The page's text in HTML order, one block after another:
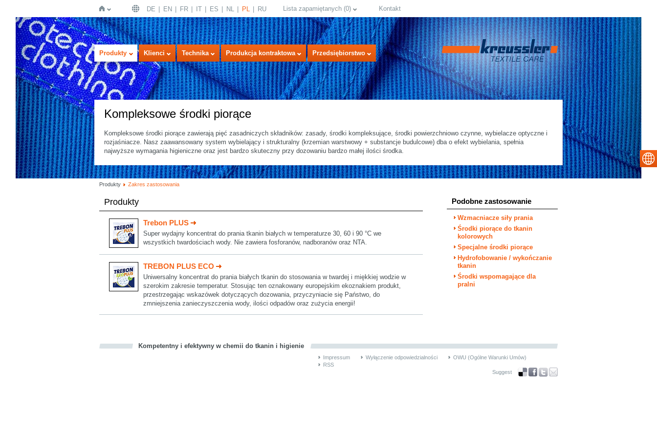
Strona
główna
DE EN FR IT ES NL PL RU Lista zapamiętanych (0) Kontakt
Produkty Klienci Technika Produkcja kontraktowa Przedsiębiorstwo
Kompleksowe środki piorące
Kompleksowe środki piorące zawierają pięć zasadniczych składników: zasady, środki kompleksujące, środki powierzchniowo czynne, wybielacze optyczne i
rozjaśniacze. Nasz zaawansowany system wybielający i strukturalny (krzemian warstwowy + substancje budulcowe) dba o efekt wybielania, spełnia
najwyższe wymagania higieniczne oraz jest bardzo skuteczny przy dozowaniu bardzo małej ilości środka.
Produkty Zakres zastosowania
Produkty
Trebon PLUS
Super wydajny koncentrat do prania tkanin białych w temperaturze 30, 60 i 90 °C we
wszystkich twardościach wody. Nie zawiera fosforanów, nadboranów oraz NTA.
TREBON PLUS ECO
Uniwersalny koncentrat do prania białych tkanin do stosowania w twardej i miękkiej wodzie w
szerokim zakresie temperatur. Stosując ten oznakowany europejskim ekoznakiem produkt,
przestrzegając wskazówek dotyczących dozowania, przyczyniacie się Państwo, do
zmniejszenia zanieczyszczenia wody, ilości odpadów oraz zużycia energii!
Podobne zastosowanie
Wzmacniacze siły prania
Środki piorące do tkanin
kolorowych
Specjalne środki piorące
Hydrofobowanie / wykończanie
tkanin
Środki wspomagające dla
pralni
Kompetentny i efektywny w chemii do tkanin i higienie
Impressum Wyłączenie odpowiedzialności
OWU (Ogólne Warunki Umów)
RSS
Suggest
select language